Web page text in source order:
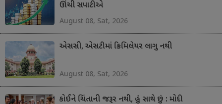
ઊંચી સપાટીએ
August 08, Sat, 2026
એસસી, એસટીમાં ક્રિમિલેયર લાગુ નથી
August 08, Sat, 2026
કોઈને ચિંતાની જરૂર નથી, હું સાથે છું : મોદી